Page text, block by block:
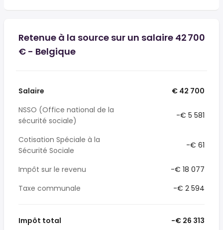
Retenue à la source sur un salaire 42 700
€ - Belgique
Salaire
€ 42 700
NSSO (Office national de la
sécurité sociale)
-€ 5 581
Cotisation Spéciale à la
Sécurité Sociale
-€ 61
Impôt sur le revenu
-€ 18 077
Taxe communale
-€ 2 594
Impôt total -€ 26 313